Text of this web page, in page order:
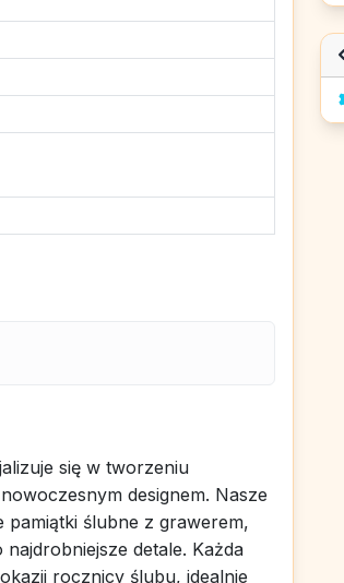
się w tworzeniu
designem. Nasze
ślubne z grawerem,
detale. Każda
rocznicy ślubu, idealnie